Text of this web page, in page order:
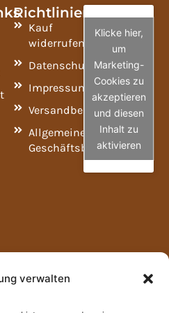
verwalten
Richtlinien
Kauf
widerrufen
Datenschutzrichtlinie
Impressum
Versandbedingungen
Allgemeine
Geschäftsbedingungen
Klicke hier,
um
Marketing-
Cookies zu
akzeptieren
und diesen
Inhalt zu
aktivieren